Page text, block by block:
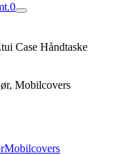
0
Case Håndtaske
Mobilcovers
Mobilcovers